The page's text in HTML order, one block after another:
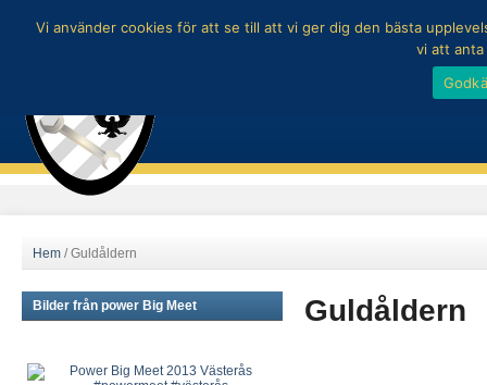
Hem /Guldåldern
Guldåldern
Bilder från power Big Meet
Vi använder cookies för att se till att vi ger dig den bästa
vi att